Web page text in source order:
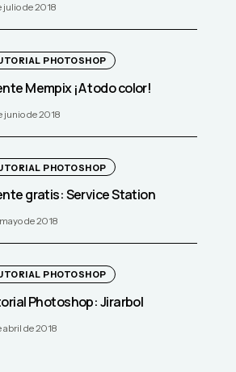
julio de 2018
PHOTOSHOP
Mempix ¡A todo color!
junio de 2018
PHOTOSHOP
gratis: Service Station
de 2018
PHOTOSHOP
Photoshop: Jirarbol
abril de 2018